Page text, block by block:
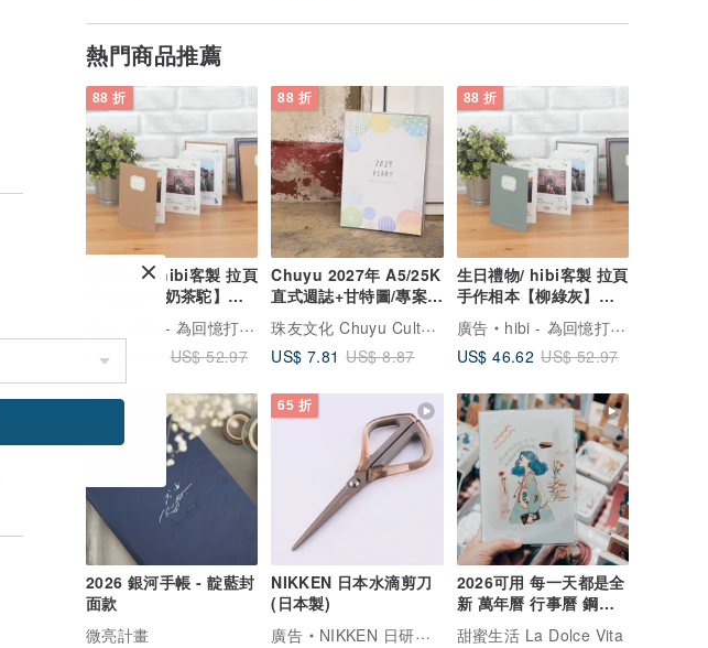
熱門商品推薦
88 折
情侶手作/ hibi客製 拉頁
手作相本【奶茶駝】週
hibi - 為回憶打造專屬的家
US$ 46.62
US$ 52.97
88 折
Chuyu 2027年 A5/25K
直式週誌+甘特圖/專案紀
錄追蹤/週計劃
珠友文化 Chuyu Culture
US$ 7.81 US$ 8.87
88 折
生日禮物/ hibi客製 拉頁
手作相本【柳綠灰】旅
遊 週年禮物
廣告
hibi - 為回憶打造專屬的家
US$ 46.62 US$ 52.97
2026 銀河手帳 - 靛藍封
面款
微亮計畫
65 折
NIKKEN 日本水滴剪刀
(日本製)
廣告
NIKKEN 日研刃物
2026可用 每一天都是全
新 萬年曆 行事曆 鋼筆
可用 贈送資料夾
甜蜜生活 La Dolce Vita